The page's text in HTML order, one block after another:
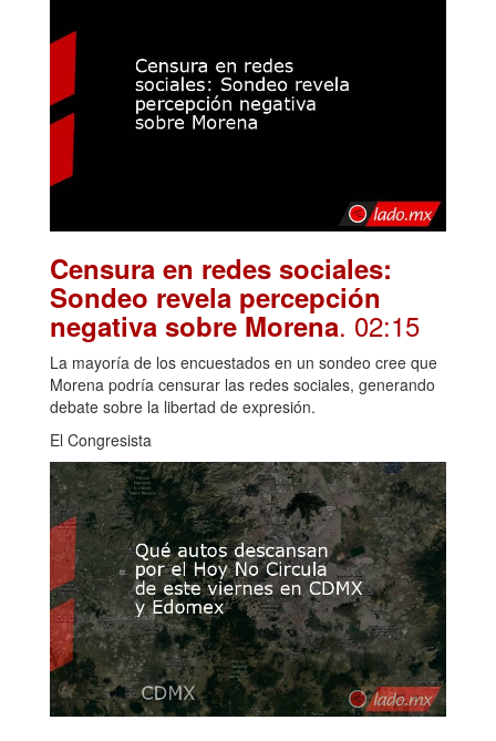
Censura en redes sociales:
Sondeo revela percepción
negativa sobre Morena. 02:15
La mayoría de los encuestados en un sondeo cree que
Morena podría censurar las redes sociales, generando
debate sobre la libertad de expresión.
El Congresista